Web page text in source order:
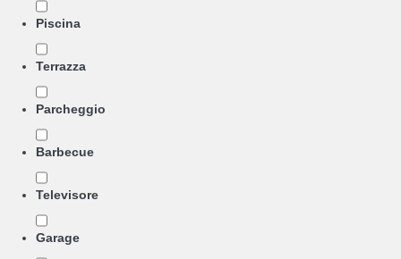
Piscina
Terrazza
Parcheggio
Barbecue
Televisore
Garage